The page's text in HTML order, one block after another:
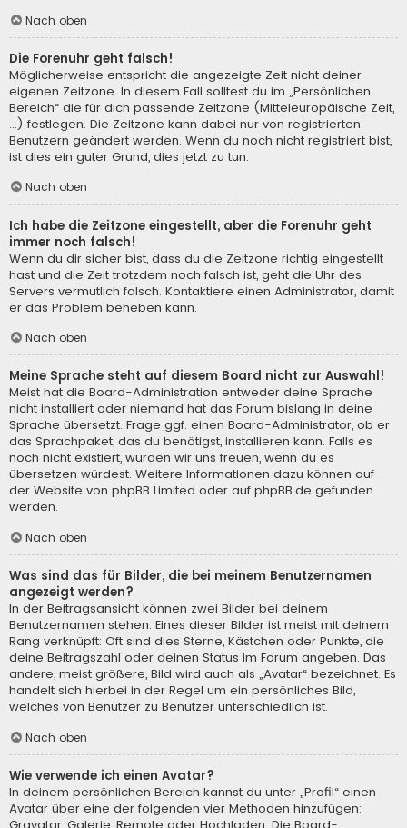
Nach oben
Die Forenuhr geht falsch!
Möglicherweise entspricht die angezeigte Zeit nicht deiner
eigenen Zeitzone. In diesem Fall solltest du im „Persönlichen
Bereich“ die für dich passende Zeitzone (Mitteleuropäische Zeit,
...) festlegen. Die Zeitzone kann dabei nur von registrierten
Benutzern geändert werden. Wenn du noch nicht registriert bist,
ist dies ein guter Grund, dies jetzt zu tun.
Nach oben
Ich habe die Zeitzone eingestellt, aber die Forenuhr geht
immer noch falsch!
Wenn du dir sicher bist, dass du die Zeitzone richtig eingestellt
hast und die Zeit trotzdem noch falsch ist, geht die Uhr des
Servers vermutlich falsch. Kontaktiere einen Administrator, damit
er das Problem beheben kann.
Nach oben
Meine Sprache steht auf diesem Board nicht zur Auswahl!
Meist hat die Board-Administration entweder deine Sprache
nicht installiert oder niemand hat das Forum bislang in deine
Sprache übersetzt. Frage ggf. einen Board-Administrator, ob er
das Sprachpaket, das du benötigst, installieren kann. Falls es
noch nicht existiert, würden wir uns freuen, wenn du es
übersetzen würdest. Weitere Informationen dazu können auf
der Website von phpBB Limited oder auf phpBB.de gefunden
werden.
Nach oben
Was sind das für Bilder, die bei meinem Benutzernamen
angezeigt werden?
In der Beitragsansicht können zwei Bilder bei deinem
Benutzernamen stehen. Eines dieser Bilder ist meist mit deinem
Rang verknüpft: Oft sind dies Sterne, Kästchen oder Punkte, die
deine Beitragszahl oder deinen Status im Forum angeben. Das
andere, meist größere, Bild wird auch als „Avatar“ bezeichnet. Es
handelt sich hierbei in der Regel um ein persönliches Bild,
welches von Benutzer zu Benutzer unterschiedlich ist.
Nach oben
Wie verwende ich einen Avatar?
In deinem persönlichen Bereich kannst du unter „Profil“ einen
Avatar über eine der folgenden vier Methoden hinzufügen: